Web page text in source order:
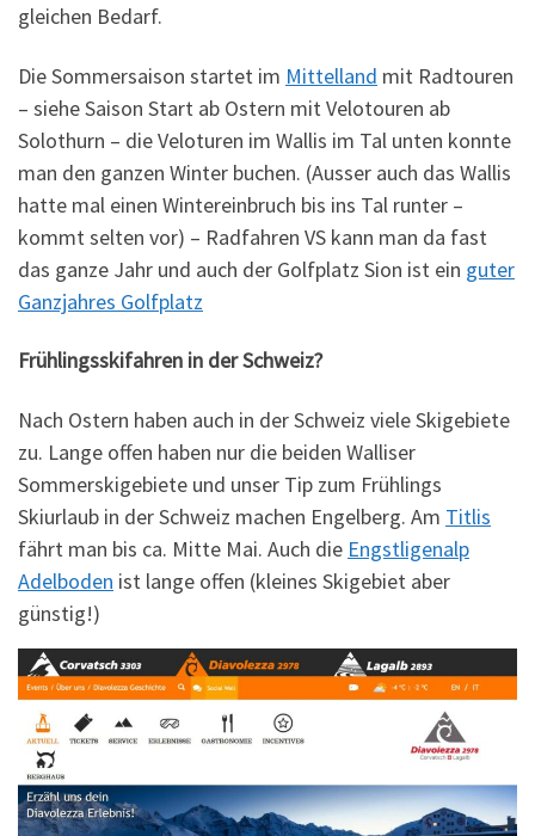
gleichen Bedarf.
Die Sommersaison startet im Mittelland mit Radtouren
– siehe Saison Start ab Ostern mit Velotouren ab
Solothurn – die Veloturen im Wallis im Tal unten konnte
man den ganzen Winter buchen. (Ausser auch das Wallis
hatte mal einen Wintereinbruch bis ins Tal runter –
kommt selten vor) – Radfahren VS kann man da fast
das ganze Jahr und auch der Golfplatz Sion ist ein guter
Ganzjahres Golfplatz
Frühlingsskifahren in der Schweiz?
Nach Ostern haben auch in der Schweiz viele Skigebiete
zu. Lange offen haben nur die beiden Walliser
Sommerskigebiete und unser Tip zum Frühlings
Skiurlaub in der Schweiz machen Engelberg. Am Titlis
fährt man bis ca. Mitte Mai. Auch die Engstligenalp
Adelboden ist lange offen (kleines Skigebiet aber
günstig!)